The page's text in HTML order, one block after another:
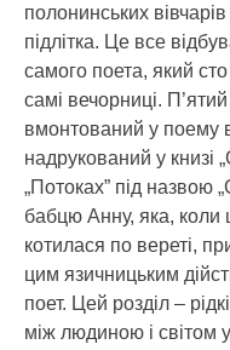
полонинських
підлітка. Це все
самого поета, який
самі вечорниці. П’ятий
вмонтований у поему
надрукований у книзі
„Потоках” під назвою
бабцю Анну, яка, коли
котилася по вереті,
цим язичницьким
поет. Цей розділ –
між людиною і світом